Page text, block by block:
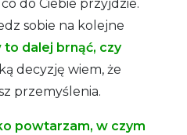
do Ciebie przyjdzie.
sobie na kolejne
to dalej brnąć, czy
decyzję wiem, że
przemyślenia.
powtarzam, w czym